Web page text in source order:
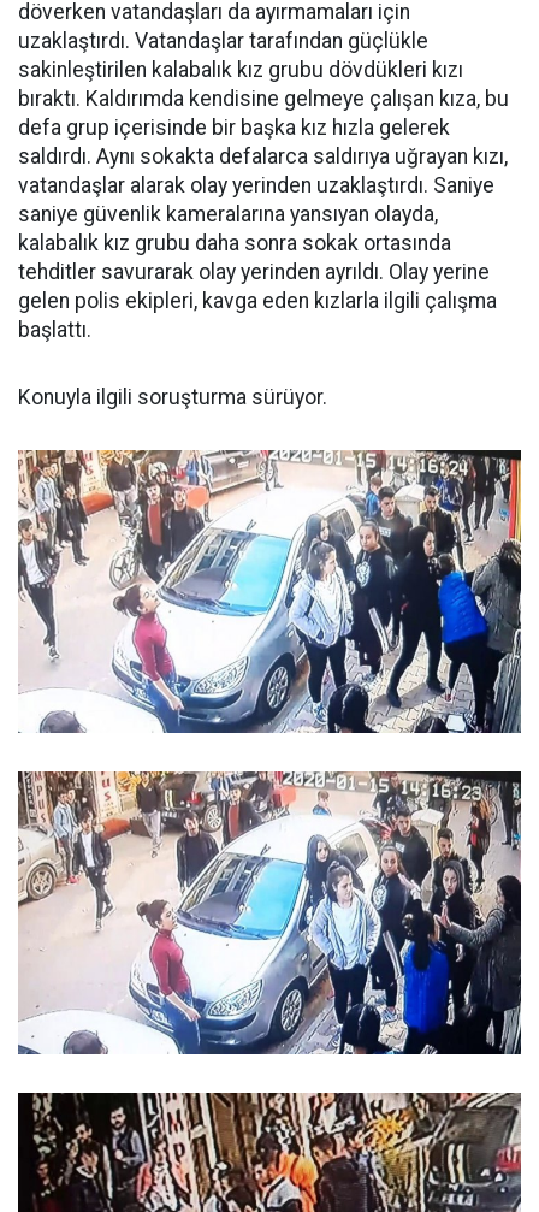
döverken vatandaşları da ayırmamaları için
uzaklaştırdı. Vatandaşlar tarafından güçlükle
sakinleştirilen kalabalık kız grubu dövdükleri kızı
bıraktı. Kaldırımda kendisine gelmeye çalışan kıza, bu
defa grup içerisinde bir başka kız hızla gelerek
saldırdı. Aynı sokakta defalarca saldırıya uğrayan kızı,
vatandaşlar alarak olay yerinden uzaklaştırdı. Saniye
saniye güvenlik kameralarına yansıyan olayda,
kalabalık kız grubu daha sonra sokak ortasında
tehditler savurarak olay yerinden ayrıldı. Olay yerine
gelen polis ekipleri, kavga eden kızlarla ilgili çalışma
başlattı.
Konuyla ilgili soruşturma sürüyor.